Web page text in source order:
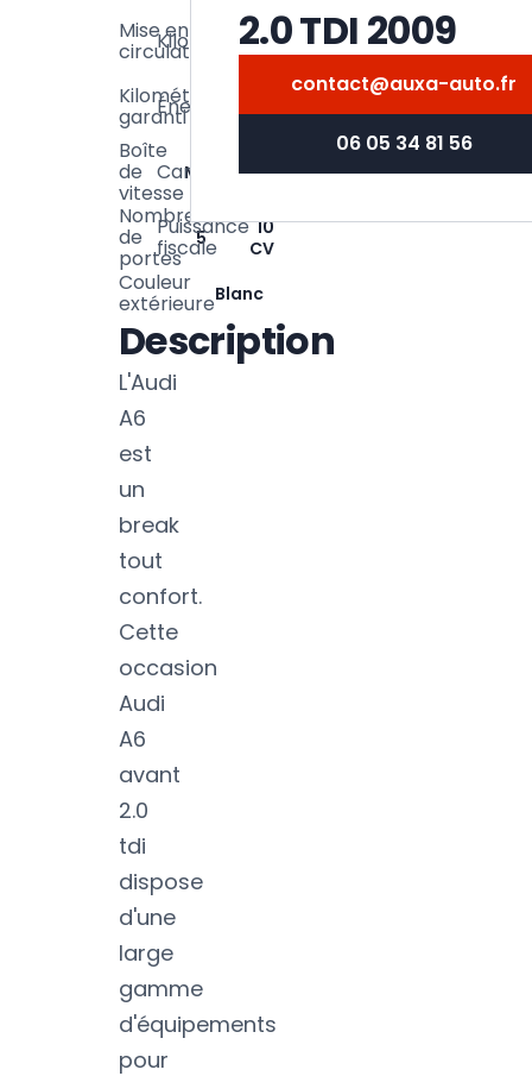
Mise en
circulation 06/2009
Kilométrage
135
000
Kilométrage
garantiÉnergie
Boîte
de
vitesse
Manuelle
CarrosserieBreak
Nombre
de
portes
5
Puissance
fiscale
10
CV
Couleur
extérieureBlanc
Description
L'Audi
A6
est
un
break
tout
confort.
Cette
occasion
Audi
A6
avant
2.0
tdi
dispose
d'une
large
gamme
d'équipements
pour
2.0 TDI 2009
contact@auxa-auto.fr
06 05 34 81 56